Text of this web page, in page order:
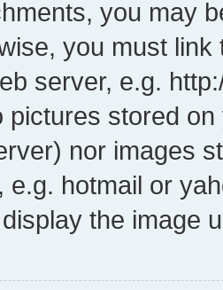
you may
you must
server, e.g.
pictures stored
nor images
e.g. hotmail or
the image